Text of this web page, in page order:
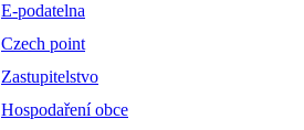
E-podatelna
Czech point
Zastupitelstvo
Hospodaření obce